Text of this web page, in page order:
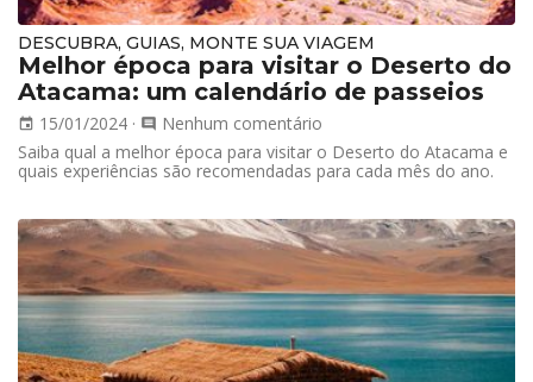
DESCUBRA, GUIAS, MONTE SUA VIAGEM
Melhor época para visitar o Deserto do
Atacama: um calendário de passeios
event 15/01/2024 · comment Nenhum comentário
Saiba qual a melhor época para visitar o Deserto do Atacama e
quais experiências são recomendadas para cada mês do ano.